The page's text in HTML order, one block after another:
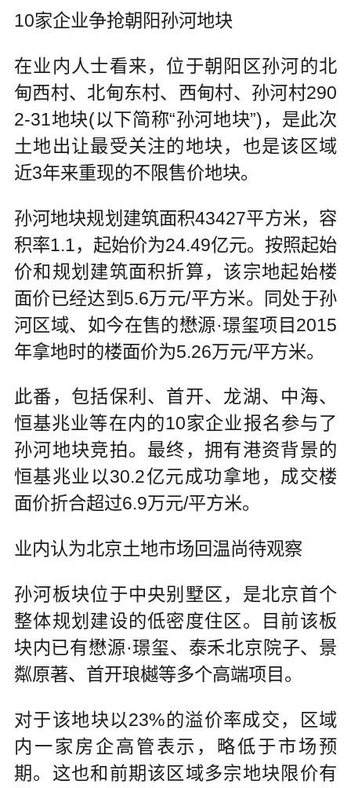
10家企业争抢朝阳孙河地块
在业内人士看来，位于朝阳区孙河的北
甸西村、北甸东村、西甸村、孙河村290
2-31地块(以下简称“孙河地块”)，是此次
土地出让最受关注的地块，也是该区域
近3年来重现的不限售价地块。
孙河地块规划建筑面积43427平方米，容
积率1.1，起始价为24.49亿元。按照起始
价和规划建筑面积折算，该宗地起始楼
面价已经达到5.6万元/平方米。同处于孙
河区域、如今在售的懋源·璟玺项目2015
年拿地时的楼面价为5.26万元/平方米。
此番，包括保利、首开、龙湖、中海、
恒基兆业等在内的10家企业报名参与了
孙河地块竞拍。最终，拥有港资背景的
恒基兆业以30.2亿元成功拿地，成交楼
面价折合超过6.9万元/平方米。
业内认为北京土地市场回温尚待观察
孙河板块位于中央别墅区，是北京首个
整体规划建设的低密度住区。目前该板
块内已有懋源·璟玺、泰禾北京院子、景
粼原著、首开琅樾等多个高端项目。
对于该地块以23%的溢价率成交，区域
内一家房企高管表示，略低于市场预
期。这也和前期该区域多宗地块限价有